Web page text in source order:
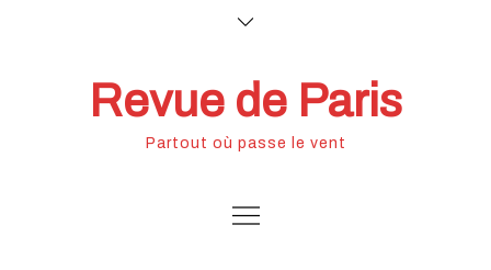
Revue de Paris
Partout où passe le vent